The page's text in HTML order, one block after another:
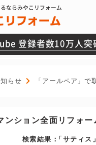
ならみやこリフォーム
登録者数10万人突
らせ 「アールペア」で
ンション全面リフォー
検索結果：サティス